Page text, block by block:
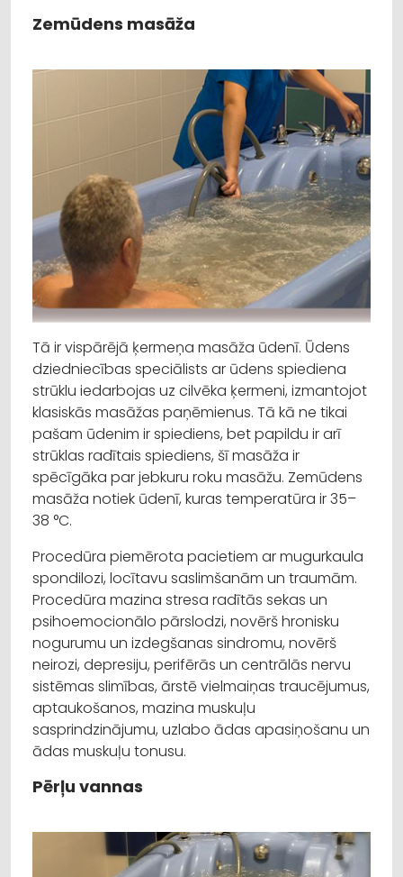
Zemūdens masāža
Tā ir vispārējā ķermeņa masāža ūdenī. Ūdens
dziedniecības speciālists ar ūdens spiediena
strūklu iedarbojas uz cilvēka ķermeni, izmantojot
klasiskās masāžas paņēmienus. Tā kā ne tikai
pašam ūdenim ir spiediens, bet papildu ir arī
strūklas radītais spiediens, šī masāža ir
spēcīgāka par jebkuru roku masāžu. Zemūdens
masāža notiek ūdenī, kuras temperatūra ir 35–
38 °C.
Procedūra piemērota pacietiem ar mugurkaula
spondilozi, locītavu saslimšanām un traumām.
Procedūra mazina stresa radītās sekas un
psihoemocionālo pārslodzi, novērš hronisku
nogurumu un izdegšanas sindromu, novērš
neirozi, depresiju, perifērās un centrālās nervu
sistēmas slimības, ārstē vielmaiņas traucējumus,
aptaukošanos, mazina muskuļu
sasprindzinājumu, uzlabo ādas apasiņošanu un
ādas muskuļu tonusu.
Pērļu vannas